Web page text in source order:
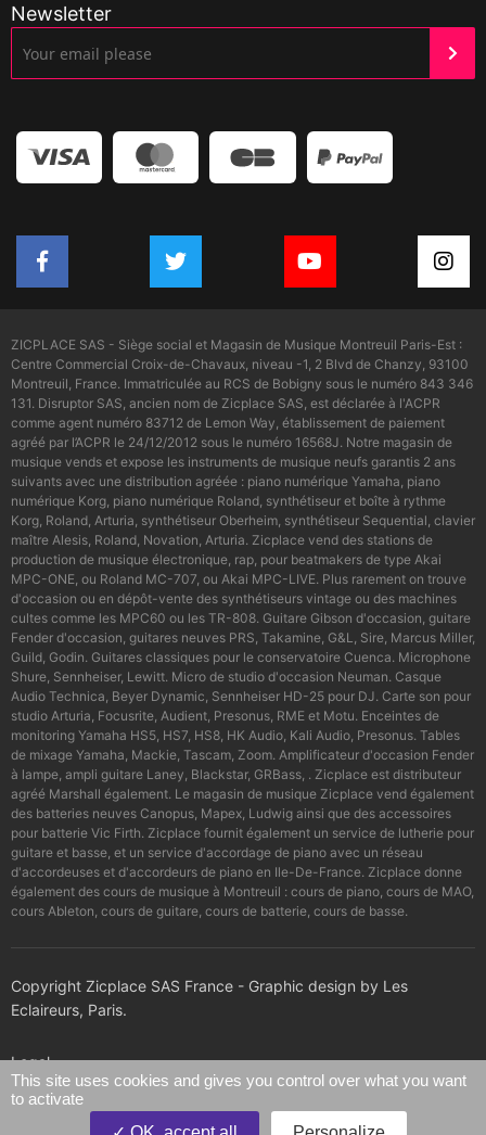
Newsletter
ZICPLACE SAS - Siège social et Magasin de Musique Montreuil Paris-Est :
Centre Commercial Croix-de-Chavaux, niveau -1, 2 Blvd de Chanzy, 93100
Montreuil, France. Immatriculée au RCS de Bobigny sous le numéro 843 346
131. Disruptor SAS, ancien nom de Zicplace SAS, est déclarée à l'ACPR
comme agent numéro 83712 de Lemon Way, établissement de paiement
agréé par l’ACPR le 24/12/2012 sous le numéro 16568J. Notre magasin de
musique vends et expose les instruments de musique neufs garantis 2 ans
suivants avec une distribution agréée : piano numérique Yamaha, piano
numérique Korg, piano numérique Roland, synthétiseur et boîte à rythme
Korg, Roland, Arturia, synthétiseur Oberheim, synthétiseur Sequential, clavier
maître Alesis, Roland, Novation, Arturia. Zicplace vend des stations de
production de musique électronique, rap, pour beatmakers de type Akai
MPC-ONE, ou Roland MC-707, ou Akai MPC-LIVE. Plus rarement on trouve
d'occasion ou en dépôt-vente des synthétiseurs vintage ou des machines
cultes comme les MPC60 ou les TR-808. Guitare Gibson d'occasion, guitare
Fender d'occasion, guitares neuves PRS, Takamine, G&L, Sire, Marcus Miller,
Guild, Godin. Guitares classiques pour le conservatoire Cuenca. Microphone
Shure, Sennheiser, Lewitt. Micro de studio d'occasion Neuman. Casque
Audio Technica, Beyer Dynamic, Sennheiser HD-25 pour DJ. Carte son pour
studio Arturia, Focusrite, Audient, Presonus, RME et Motu. Enceintes de
monitoring Yamaha HS5, HS7, HS8, HK Audio, Kali Audio, Presonus. Tables
de mixage Yamaha, Mackie, Tascam, Zoom. Amplificateur d'occasion Fender
à lampe, ampli guitare Laney, Blackstar, GRBass, . Zicplace est distributeur
agréé Marshall également. Le magasin de musique Zicplace vend également
des batteries neuves Canopus, Mapex, Ludwig ainsi que des accessoires
pour batterie Vic Firth. Zicplace fournit également un service de lutherie pour
guitare et basse, et un service d'accordage de piano avec un réseau
d'accordeuses et d'accordeurs de piano en Ile-De-France. Zicplace donne
également des cours de musique à Montreuil : cours de piano, cours de MAO,
cours Ableton, cours de guitare, cours de batterie, cours de basse.
Copyright Zicplace SAS France - Graphic design by Les
Eclaireurs, Paris.
Legal
Confidentiality policy
This site uses cookies and gives you control over what you want
to activate